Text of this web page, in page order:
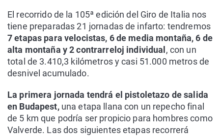
El recorrido de la 105ª edición del Giro de Italia nos
tiene preparadas 21 jornadas de infarto: tendremos
7 etapas para velocistas, 6 de media montaña, 6 de
alta montaña y 2 contrarreloj individual , con un
total de 3.410,3 kilómetros y casi 51.000 metros de
desnivel acumulado.
La primera jornada tendrá el pistoletazo de salida
en Budapest, una etapa llana con un repecho final
de 5 km que podría ser propicio para hombres como
Valverde. Las dos siguientes etapas recorrerá